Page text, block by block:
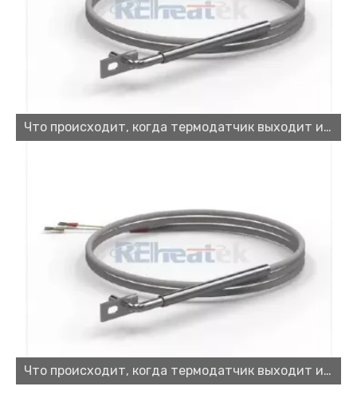
Производитель картриджного нагревателя: на что обратить внимание при выборе надежного поставщика
Поставщик картриджных нагревателей для высокопроизводительных решений в области отопления
Что происходит, когда термодатчик выходит из строя?
Что происходит, когда термодатчик выходит из строя?